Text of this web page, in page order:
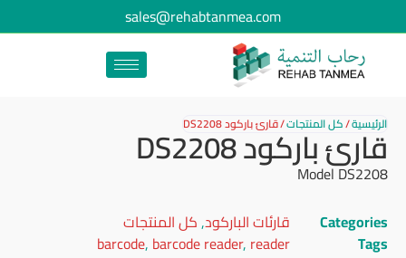
sales@rehabtanmea.com
الرئيسية/كل المنتجات/قارئ باركود DS2208
قارئ باركود DS2208
Model DS2208
Categories
قارئات الباركود,كل المنتجات
Tags
barcode, barcode reader, reader